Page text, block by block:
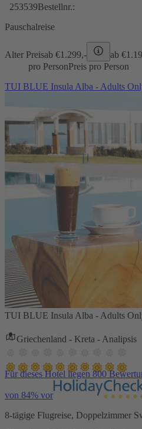
253539Bestellnr.:
Pauschalreise
Alter Preisab €1.299,- ab €
pro PersonPreis pro Person
TUI BLUE Insula Alba - Adults
TUI BLUE Insula Alba - Adults
Griechenland - Kreta - Analipsis
Für dieses Hotel liegen 800
von 84% vor
8-tägige Flugreise, Doppelzimmer